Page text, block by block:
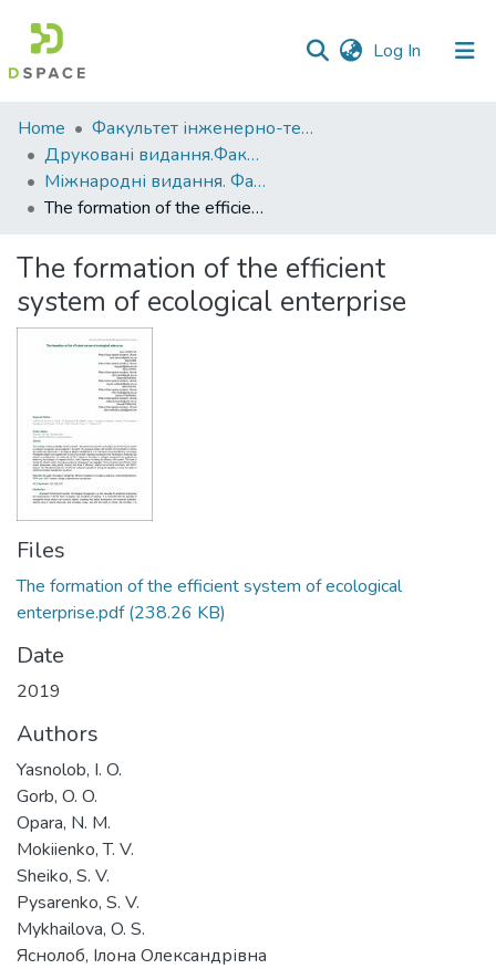
Log In (current)
Communities
&
Collections
Statistics
Home
Факультет інженерно-технологічний
Друковані видання.Факультет інженерно-технологічний
Міжнародні видання. Факультет інженерно-технологічний
The formation of the efficient system of ecological enterprise
The formation of the efficient
system of ecological enterprise
Files
The formation of the efficient system of ecological
enterprise.pdf(238.26 KB)
Date
2019
Authors
Yasnolob, I. O.
Gorb, O. O.
Opara, N. M.
Mokiienko, T. V.
Sheiko, S. V.
Pysarenko, S. V.
Mykhailova, O. S.
Яснолоб, Ілона Олександрівна